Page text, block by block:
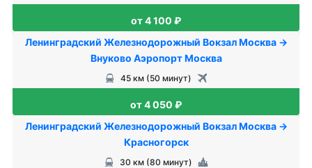
от 4 100 ₽
Ленинградский Железнодорожный Вокзал Москва →
Внуково Аэропорт Москва
45 км (50 минут)
от 4 050 ₽
Ленинградский Железнодорожный Вокзал Москва →
Красногорск
30 км (80 минут)